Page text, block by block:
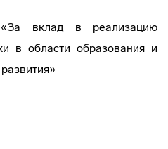
вклад в реализацию
в области образования и